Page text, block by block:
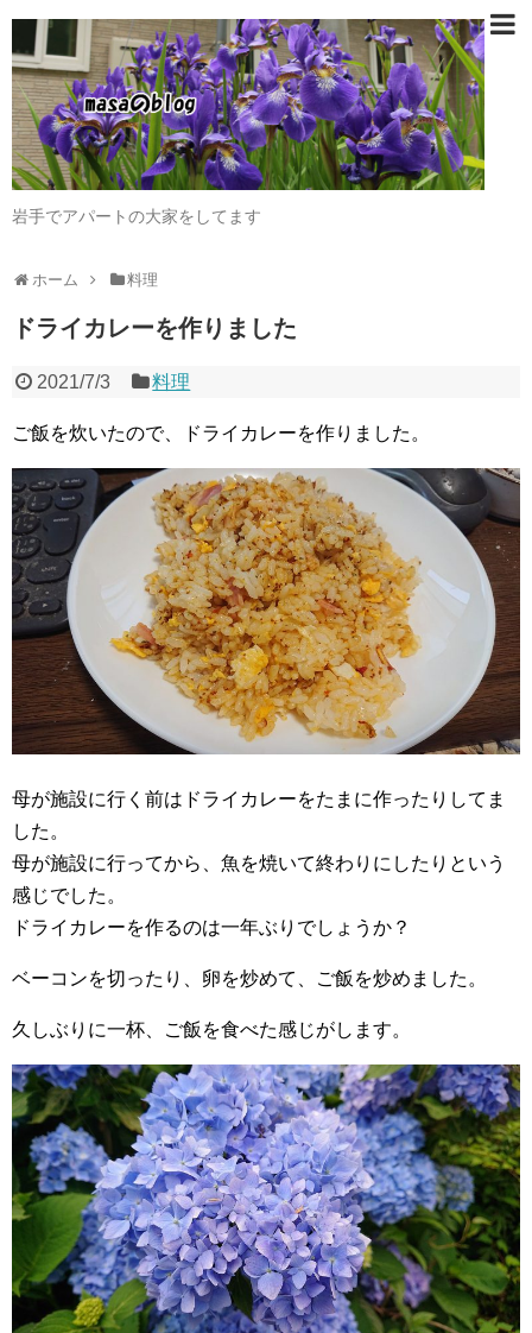
岩手でアパートの大家をしてます
ホーム 料理
ドライカレーを作りました
2021/7/3 料理
ご飯を炊いたので、ドライカレーを作りました。
母が施設に行く前はドライカレーをたまに作ったりしてま
した。
母が施設に行ってから、魚を焼いて終わりにしたりという
感じでした。
ドライカレーを作るのは一年ぶりでしょうか？
ベーコンを切ったり、卵を炒めて、ご飯を炒めました。
久しぶりに一杯、ご飯を食べた感じがします。